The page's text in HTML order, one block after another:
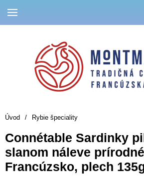
Úvod / Rybie špeciality
Connétable Sardinky
slanom náleve
Francúzsko, plech